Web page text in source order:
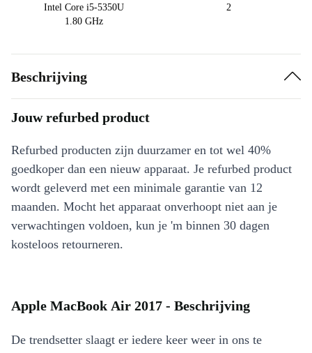
Intel Core i5-5350U
1.80 GHz
2
Beschrijving
Jouw refurbed product
Refurbed producten zijn duurzamer en tot wel 40%
goedkoper dan een nieuw apparaat. Je refurbed product
wordt geleverd met een minimale garantie van 12
maanden. Mocht het apparaat onverhoopt niet aan je
verwachtingen voldoen, kun je 'm binnen 30 dagen
kosteloos retourneren.
Apple MacBook Air 2017 - Beschrijving
De trendsetter slaagt er iedere keer weer in ons te